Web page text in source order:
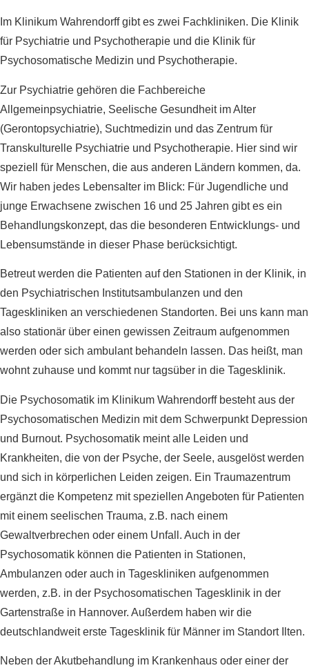
Im Klinikum Wahrendorff gibt es zwei Fachkliniken. Die Klinik
für Psychiatrie und Psychotherapie und die Klinik für
Psychosomatische Medizin und Psychotherapie.
Zur Psychiatrie gehören die Fachbereiche
Allgemeinpsychiatrie, Seelische Gesundheit im Alter
(Gerontopsychiatrie), Suchtmedizin und das Zentrum für
Transkulturelle Psychiatrie und Psychotherapie. Hier sind wir
speziell für Menschen, die aus anderen Ländern kommen, da.
Wir haben jedes Lebensalter im Blick: Für Jugendliche und
junge Erwachsene zwischen 16 und 25 Jahren gibt es ein
Behandlungskonzept, das die besonderen Entwicklungs- und
Lebensumstände in dieser Phase berücksichtigt.
Betreut werden die Patienten auf den Stationen in der Klinik, in
den Psychiatrischen Institutsambulanzen und den
Tageskliniken an verschiedenen Standorten. Bei uns kann man
also stationär über einen gewissen Zeitraum aufgenommen
werden oder sich ambulant behandeln lassen. Das heißt, man
wohnt zuhause und kommt nur tagsüber in die Tagesklinik.
Die Psychosomatik im Klinikum Wahrendorff besteht aus der
Psychosomatischen Medizin mit dem Schwerpunkt Depression
und Burnout. Psychosomatik meint alle Leiden und
Krankheiten, die von der Psyche, der Seele, ausgelöst werden
und sich in körperlichen Leiden zeigen. Ein Traumazentrum
ergänzt die Kompetenz mit speziellen Angeboten für Patienten
mit einem seelischen Trauma, z.B. nach einem
Gewaltverbrechen oder einem Unfall. Auch in der
Psychosomatik können die Patienten in Stationen,
Ambulanzen oder auch in Tageskliniken aufgenommen
werden, z.B. in der Psychosomatischen Tagesklinik in der
Gartenstraße in Hannover. Außerdem haben wir die
deutschlandweit erste Tagesklinik für Männer im Standort Ilten.
Neben der Akutbehandlung im Krankenhaus oder einer der